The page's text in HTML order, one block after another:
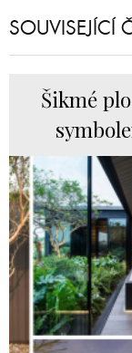
SOUVISEJÍCÍ
Šikmé